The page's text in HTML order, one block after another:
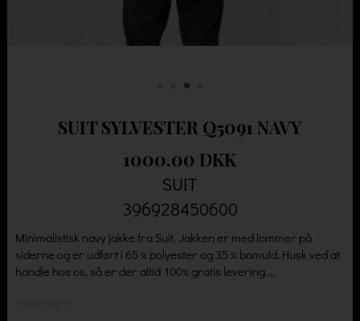
SUIT SYLVESTER Q5091 NAVY
1000.00 DKK
SUIT
396928450600
Minimalistisk navy jakke fra Suit. Jakken er med lommer på
siderne og er udført i 65 % polyester og 35 % bomuld. Husk ved at
handle hos os, så er der altid 100% gratis levering ...